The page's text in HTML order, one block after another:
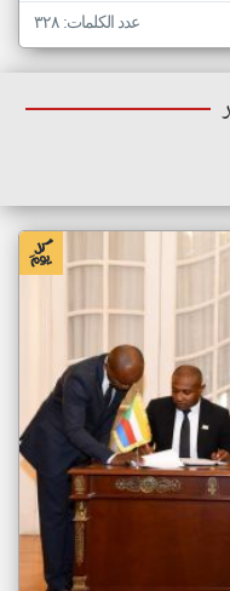
عدد الكلمات: ٣٢٨